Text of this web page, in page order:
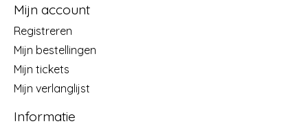
Mijn account
Registreren
Mijn bestellingen
Mijn tickets
Mijn verlanglijst
Informatie